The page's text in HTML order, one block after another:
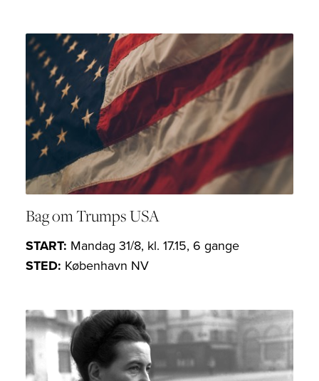
Bag om Trumps USA
START: Mandag 31/8, kl. 17.15, 6 gange
STED: København NV